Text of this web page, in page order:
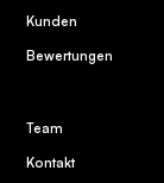
Kunden
Bewertungen
Team
Kontakt